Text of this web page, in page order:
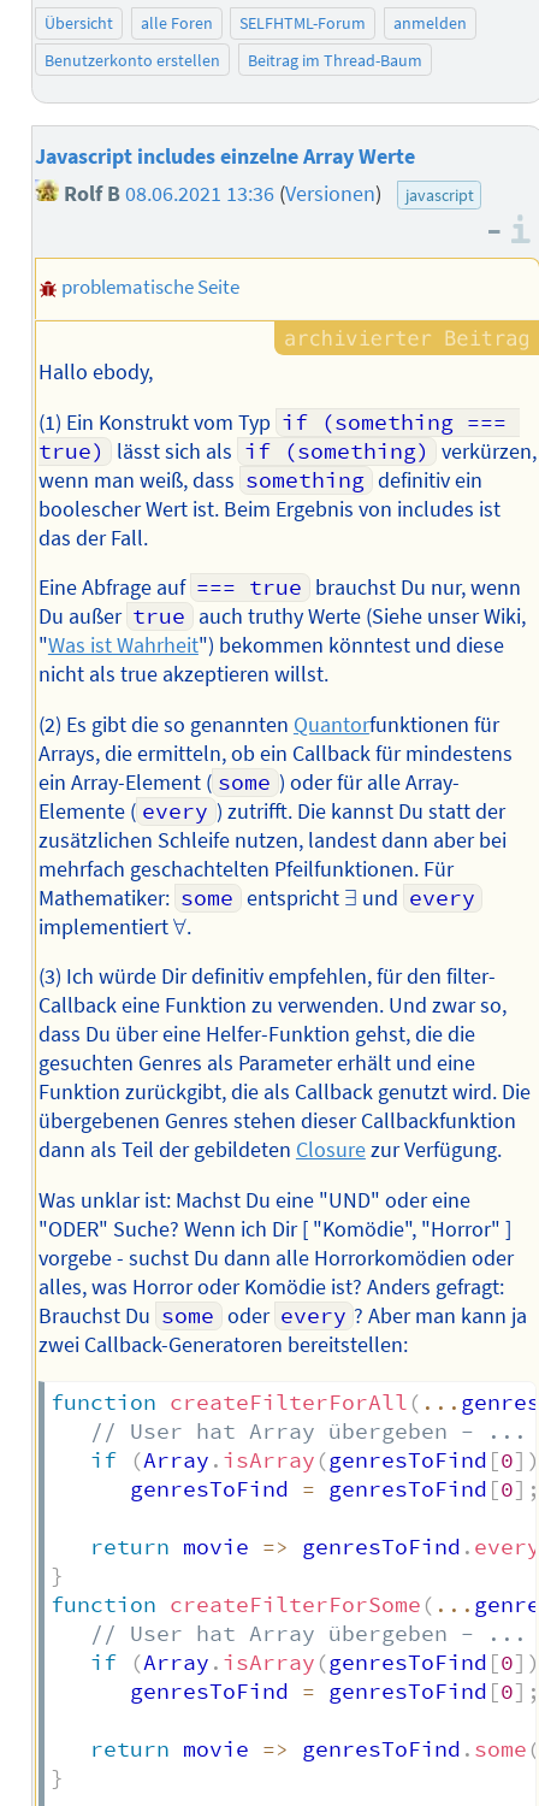
Übersicht alle Foren SELFHTML-Forum
anmelden
Benutzerkonto erstellen
Beitrag im Thread-Baum
Javascript includes einzelne Array Werte
Rolf B08.06.2021 13:36 (Versionen) javascript
–
problematische Seite
Hallo ebody,
(1) Ein Konstrukt vom Typ if (something ===
true)
lässt sich als if (something)
verkürzen,
wenn man weiß, dass something definitiv ein
boolescher Wert ist. Beim Ergebnis von includes ist
das der Fall.
Eine Abfrage auf === true brauchst Du nur, wenn
Du außer true auch truthy Werte (Siehe unser Wiki,
"Was ist Wahrheit") bekommen könntest und diese
nicht als true akzeptieren willst.
(2) Es gibt die so genannten Quantorfunktionen für
Arrays, die ermitteln, ob ein Callback für mindestens
ein Array-Element ( some ) oder für alle Array-
Elemente ( every ) zutrifft. Die kannst Du statt der
zusätzlichen Schleife nutzen, landest dann aber bei
mehrfach geschachtelten Pfeilfunktionen. Für
Mathematiker: some entspricht ∃
∃ und every
implementiert∀
∀.
(3) Ich würde Dir definitiv empfehlen, für den filter-
Callback eine Funktion zu verwenden. Und zwar so,
dass Du über eine Helfer-Funktion gehst, die die
gesuchten Genres als Parameter erhält und eine
Funktion zurückgibt, die als Callback genutzt wird. Die
übergebenen Genres stehen dieser Callbackfunktion
dann als Teil der gebildeten Closurezur Verfügung.
Was unklar ist: Machst Du eine "UND" oder eine
"ODER" Suche? Wenn ich Dir [ "Komödie", "Horror" ]
vorgebe - suchst Du dann alle Horrorkomödien oder
alles, was Horror oder Komödie ist? Anders gefragt:
Brauchst Du some oder every ? Aber man kann ja
zwei Callback-Generatoren bereitstellen:
function createFilterForAll ( ...
// User hat Array übergeben - ...
if
(Array . isArray (genresToFind [0] )
      genresToFind
= genresToFind [0] ;
return movie => genresToFind . every
}
function createFilterForSome ( ...
// User hat Array übergeben - ...
if
(Array . isArray (genresToFind [0] )
      genresToFind
= genresToFind [0] ;
return movie => genresToFind . some (
}